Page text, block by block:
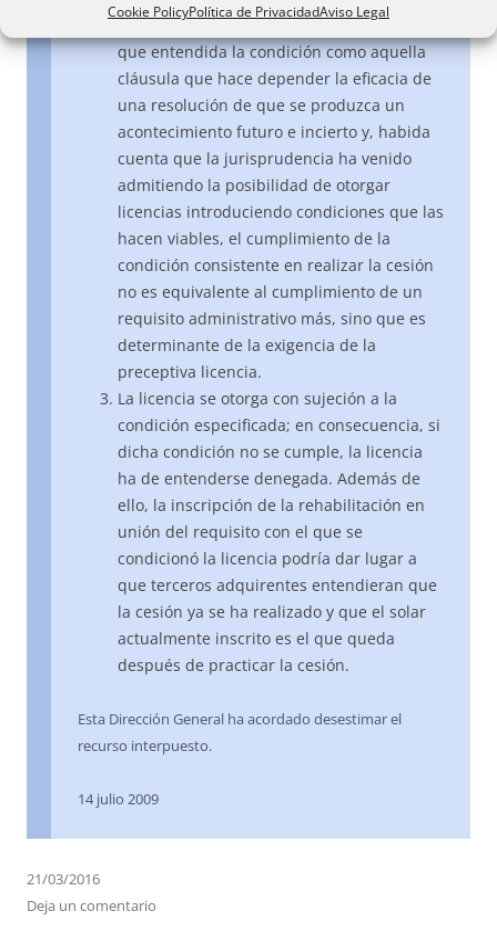
Cookie PolicyPolítica de PrivacidadAviso Legal
Registradora cuando alega en su informe
que entendida la condición como aquella
cláusula que hace depender la eficacia de
una resolución de que se produzca un
acontecimiento futuro e incierto y, habida
cuenta que la jurisprudencia ha venido
admitiendo la posibilidad de otorgar
licencias introduciendo condiciones que las
hacen viables, el cumplimiento de la
condición consistente en realizar la cesión
no es equivalente al cumplimiento de un
requisito administrativo más, sino que es
determinante de la exigencia de la
preceptiva licencia.
La licencia se otorga con sujeción a la
condición especificada; en consecuencia, si
dicha condición no se cumple, la licencia
ha de entenderse denegada. Además de
ello, la inscripción de la rehabilitación en
unión del requisito con el que se
condicionó la licencia podría dar lugar a
que terceros adquirentes entendieran que
la cesión ya se ha realizado y que el solar
actualmente inscrito es el que queda
después de practicar la cesión.
Esta Dirección General ha acordado desestimar el
recurso interpuesto.
14 julio 2009
21/03/2016
Deja un comentario